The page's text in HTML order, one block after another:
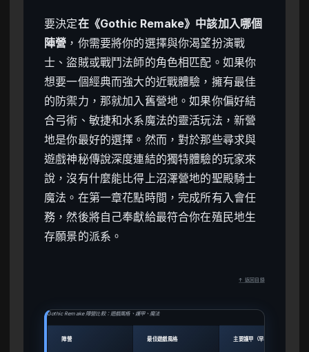
要決定在《Gothic Remake》中該加入哪個
陣營 ，你需要將你的選擇與你渴望扮演戰
士、盜賊或戰鬥法師的角色相匹配。如果你
想要一個經典而強大的近戰體驗，擁有最佳
的防禦力，那就加入舊營地。如果你偏好結
合弓術、敏捷和水系魔法的靈活玩法，新營
地是你最好的選擇。然而，對於那些尋求與
遊戲神秘傳說深度連結的獨特體驗的玩家來
說，沒有什麼能比得上沼澤營地的聖殿騎士
魔法。在第一章花點時間，完成所有入會任
務，然後將自己奉獻給最符合你在殖民地生
存願景的派系。
↑ 返回目錄
Gothic Remake 陣營比較：遊戲風格、護甲、魔法
陣營 最佳遊戲風格 主要護甲（早期）